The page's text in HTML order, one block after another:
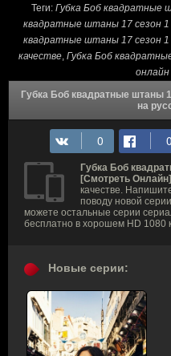
Теги: Губка Боб квадратные
квадратные штаны 17 сезон
квадратные штаны 17 сезон
качестве, Губка Боб
Губка Боб квадратные штаны
на
Губка Боб
[Смотреть Онлайн]
качестве.
поводу новой
можете остальные серии
бесплатно в хорошем HD 1080
Новые серии: